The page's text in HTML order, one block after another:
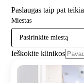
Paslaugas taip pat teikia
Miestas
Pasirinkite miestą
Ieškokite klinikos